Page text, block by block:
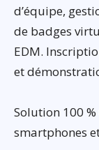
d’équipe,
de badges
EDM.
et
Solution 100
smartphones